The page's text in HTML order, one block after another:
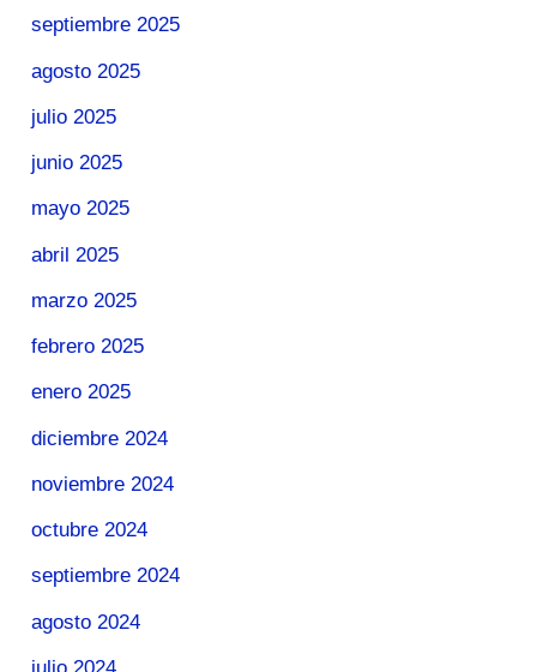
septiembre 2025
agosto 2025
julio 2025
junio 2025
mayo 2025
abril 2025
marzo 2025
febrero 2025
enero 2025
diciembre 2024
noviembre 2024
octubre 2024
septiembre 2024
agosto 2024